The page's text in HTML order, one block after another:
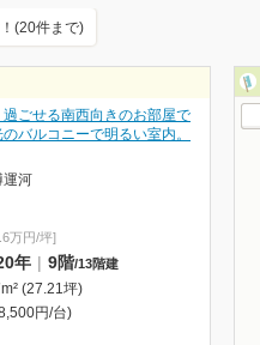
(20件まで)
ごせる南西向きのお部屋で
バルコニーで明るい室内。
運河
万円/坪]
年 | 9階/13階建
(27.21坪)
円/台)